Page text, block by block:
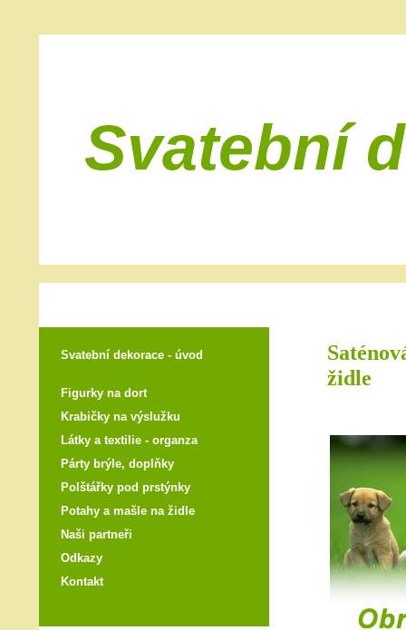
Svatební
Svatební dekorace - úvod
Figurky na dort
Krabičky na výslužku
Látky a textilie - organza
Párty brýle, doplňky
Polštářky pod prstýnky
Potahy a mašle na židle
Naši partneři
Odkazy
Kontakt
židle